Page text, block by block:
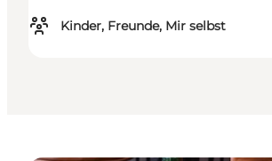
Kinder, Freunde, Mir selbst